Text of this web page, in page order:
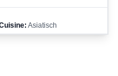
Asiatisch